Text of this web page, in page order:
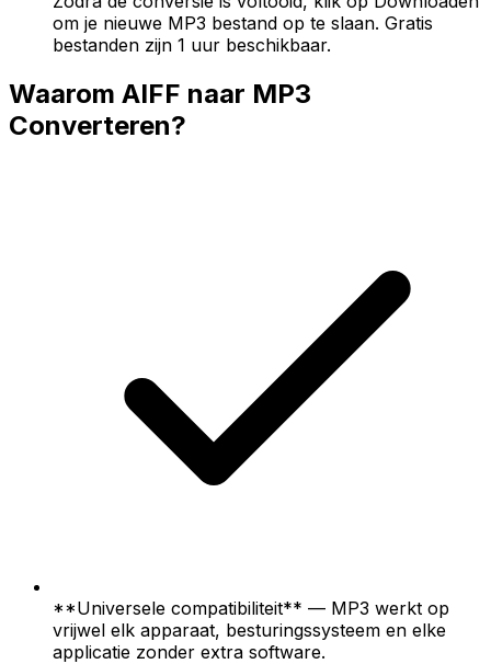
om je nieuwe MP3 bestand op te slaan. Gratis
bestanden zijn 1 uur beschikbaar.
Waarom AIFF naar MP3
Converteren?
**Universele compatibiliteit** — MP3 werkt op
vrijwel elk apparaat, besturingssysteem en elke
applicatie zonder extra software.